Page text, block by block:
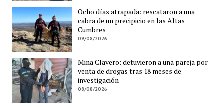
Ocho días atrapada: rescataron a una
cabra de un precipicio en las Altas
Cumbres
09/08/2026
Mina Clavero: detuvieron a una pareja por
venta de drogas tras 18 meses de
investigación
08/08/2026